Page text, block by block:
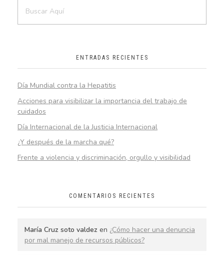
ENTRADAS RECIENTES
Día Mundial contra la Hepatitis
Acciones para visibilizar la importancia del trabajo de
cuidados
Día Internacional de la Justicia Internacional
¿Y después de la marcha qué?
Frente a violencia y discriminación, orgullo y visibilidad
COMENTARIOS RECIENTES
María Cruz soto valdez en ¿Cómo hacer una denuncia
por mal manejo de recursos públicos?